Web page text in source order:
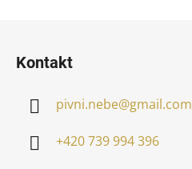
Kontakt
pivni.nebe@gmail.com
+420 739 994 396